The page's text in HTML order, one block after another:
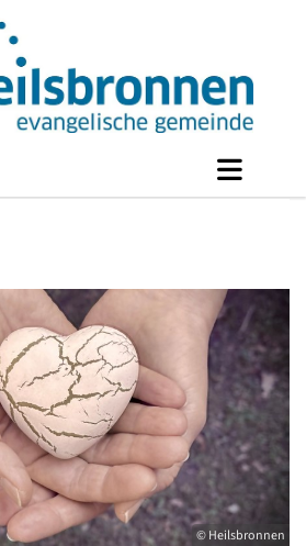
© Heilsbronnen